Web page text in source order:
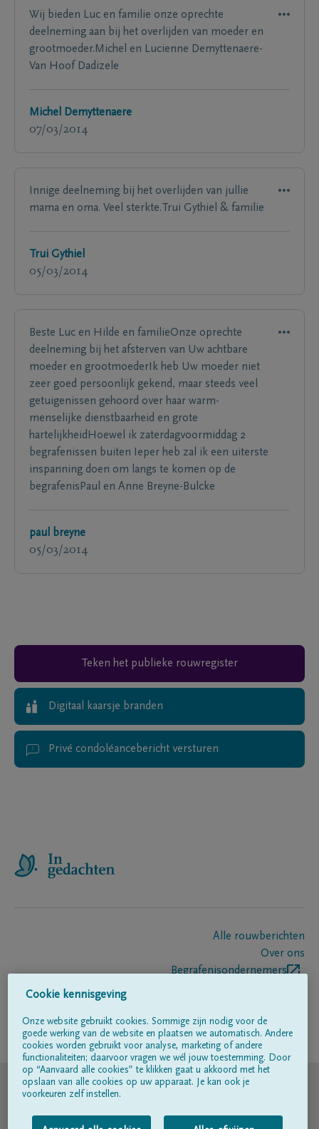
Wij bieden Luc en familie onze oprechte
deelneming aan bij het overlijden van moeder en
grootmoeder.Michel en Lucienne Demyttenaere-
Van Hoof Dadizele
Michel Demyttenaere
07/03/2014
Innige deelneming bij het overlijden van jullie
mama en oma. Veel sterkte.Trui Gythiel & familie
Trui Gythiel
05/03/2014
Beste Luc en Hilde en familieOnze oprechte
deelneming bij het afsterven van Uw achtbare
moeder en grootmoederIk heb Uw moeder niet
zeer goed persoonlijk gekend, maar steeds veel
getuigenissen gehoord over haar warm-
menselijke dienstbaarheid en grote
hartelijkheidHoewel ik zaterdagvoormiddag 2
begrafenissen buiten Ieper heb zal ik een uiterste
inspanning doen om langs te komen op de
begrafenisPaul en Anne Breyne-Bulcke
paul breyne
05/03/2014
Teken het publieke rouwregister
Digitaal kaarsje branden
Privé condoléancebericht versturen
Alle rouwberichten
Over ons
Begrafenisondernemers
Volg ons op
© DELA
Gebruiksvoorwaarden
Cookie kennisgeving
Onze website gebruikt cookies. Sommige zijn nodig voor de
goede werking van de website en plaatsen we automatisch. Andere
cookies worden gebruikt voor analyse, marketing of andere
functionaliteiten; daarvoor vragen we wél jouw toestemming. Door
op “Aanvaard alle cookies” te klikken gaat u akkoord met het
opslaan van alle cookies op uw apparaat. Je kan ook je
voorkeuren zelf instellen.